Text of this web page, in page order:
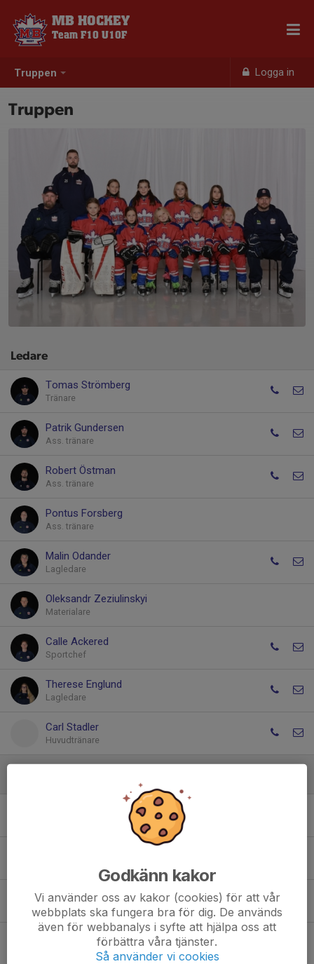
Truppen Logga in
MB HOCKEY
Team F10 U10F
Truppen
Ledare
Tomas Strömberg
Tränare
Patrik Gundersen
Ass. tränare
Robert Östman
Ass. tränare
Pontus Forsberg
Ass. tränare
Malin Odander
Lagledare
Oleksandr Zeziulinskyi
Materialare
Calle Ackered
Sportchef
Therese Englund
Lagledare
Carl Stadler
Huvudtränare
Alma Brehmer
Godkänn kakor
Vi använder oss av kakor (cookies) för att vår
webbplats ska fungera bra för dig. De används
även för webbanalys i syfte att hjälpa oss att
förbättra våra tjänster.
Så använder vi cookies